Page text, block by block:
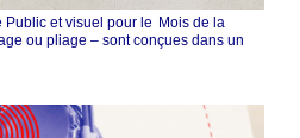
Public et visuel pour le Mois de la
ou pliage – sont conçues dans un